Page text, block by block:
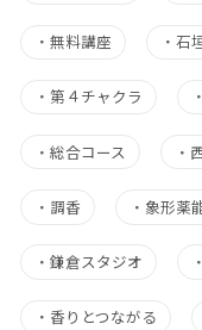
・ 無料講座 ・石
・ 第４チャクラ
・ 総合コース ・
・ 調香 ・ 象形薬
・ 鎌倉スタジオ
・ 香りとつながる